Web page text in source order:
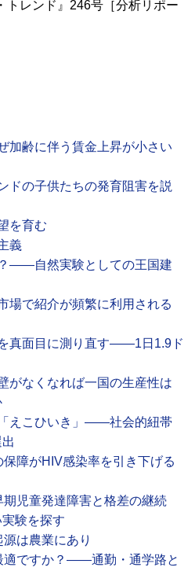
トレンド』246号［分析リポー
齢に伴う賃金上昇が小さい
の子供たちの発育阻害を説
を育む
義
――自然実験としての王国建
で紹介が頻繁に利用される
真面目に測り直す――1日1.9ド
なくなれば一国の生産性は
えこひいき」――社会的紐帯
障がHIV感染率を引き下げる
児童発達障害と格差の継続
験を探す
は農業にあり
ですか？――通勤・通学路と